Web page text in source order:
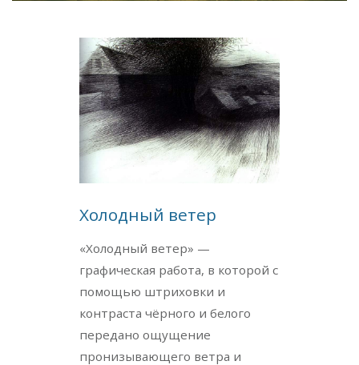
Холодный ветер
«Холодный ветер» —
графическая работа, в которой с
помощью штриховки и
контраста чёрного и белого
передано ощущение
пронизывающего ветра и